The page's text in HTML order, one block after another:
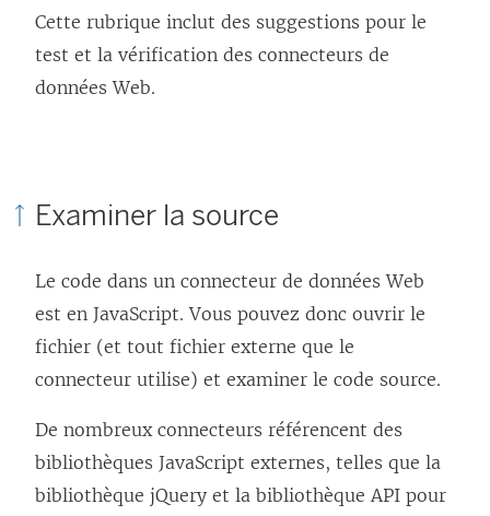
Cette rubrique inclut des suggestions pour le
test et la vérification des connecteurs de
données Web.
Examiner la source
Le code dans un connecteur de données Web
est en JavaScript. Vous pouvez donc ouvrir le
fichier (et tout fichier externe que le
connecteur utilise) et examiner le code source.
De nombreux connecteurs référencent des
bibliothèques JavaScript externes, telles que la
bibliothèque jQuery et la bibliothèque API pour